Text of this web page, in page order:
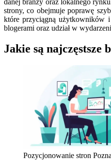
strony, co obejmuje poprawę
które przyciągną użytkowników
blogerami oraz udział w
Jakie są najczęstsze
Pozycjonowanie stron